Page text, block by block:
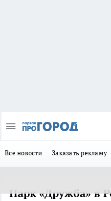
Все новости Заказать рекламу
Парк «Дружба» в